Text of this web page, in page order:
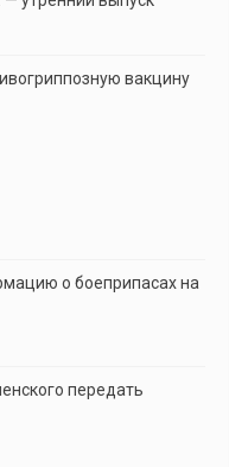
вакцину
о боеприпасах на
передать